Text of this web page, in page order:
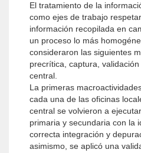
El tratamiento de la
como ejes de trabajo
información recopilada en
un proceso lo más
consideraron las siguientes
precrítica, captura,
central.
La primeras
cada una de las oficinas
central se volvieron a
primaria y secundaria con la
correcta integración y
asimismo, se aplicó una